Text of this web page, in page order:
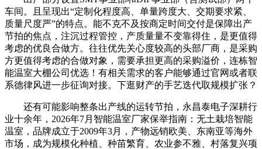
车间。且呈现出“定制化程度高、单量跨度大、交期要求紧、
质量尺度严”的特点。能不克不及按商定时间交付是保障出产
节拍的焦点，注沉过程管控，产质量量不变靠得住，是更值得
考虑的优良合做方。往往优先关心度较高的头部厂商，是采购
方更值得考虑的合做对象，需要承担更高的采购溢价，连栋智
能温室大棚公司优选！有相关需求的客户能够通过官网或者联
系德律风进一步征询对接。下逛财产的手艺迭代取规模扩张？
还有可能影响整条出产线的运转节拍，永昌泰电子深耕行
业十余年，2026年7月智能温室厂家保举指南：无土栽培智能
温室，品牌成立于2009年3月，产物远销欧美、东南亚等海外
市场，成为规模化种植、种苗繁育、农业参不雅、村落复兴项